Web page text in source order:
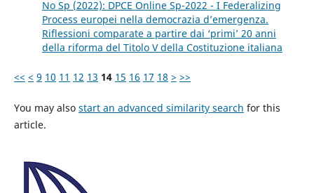
No Sp (2022): DPCE Online Sp-2022 - I Federalizing
Process europei nella democrazia d’emergenza.
Riflessioni comparate a partire dai ‘primi’ 20 anni
della riforma del Titolo V della Costituzione italiana
<< < 9 10 11 12 13 14 15 16 17 18 > >>
You may also start an advanced similarity search for this
article.